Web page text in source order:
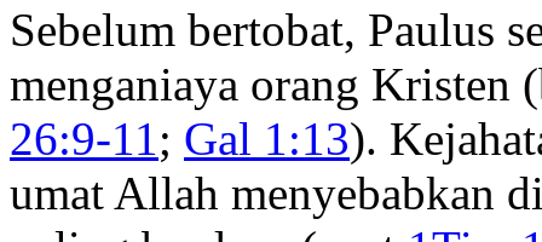
Sebelum bertobat, Paulus
menganiaya orang Kristen
26:9-11 ; Gal 1:13).
umat Allah menyebabkan